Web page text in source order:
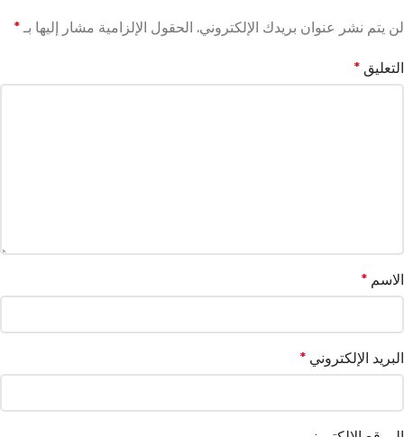
لن يتم نشر عنوان بريدك الإلكتروني. الحقول الإلزامية مشار إليها بـ *
التعليق *
الاسم *
البريد الإلكتروني *